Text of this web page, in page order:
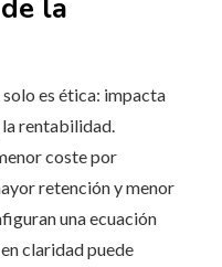
la
es ética: impacta
rentabilidad.
coste por
retención y menor
una ecuación
claridad puede